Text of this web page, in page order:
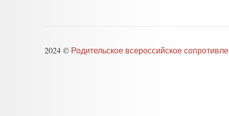
2024 © Родительское всероссийское